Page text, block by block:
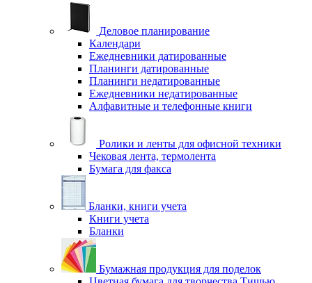
Деловое планирование
Календари
Ежедневники датированные
Планинги датированные
Планинги недатированные
Ежедневники недатированные
Алфавитные и телефонные книги
Ролики и ленты для офисной техники
Чековая лента, термолента
Бумага для факса
Бланки, книги учета
Книги учета
Бланки
Бумажная продукция для поделок